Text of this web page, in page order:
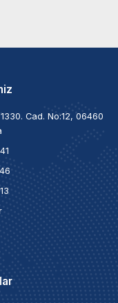
Cad. No:12, 06460